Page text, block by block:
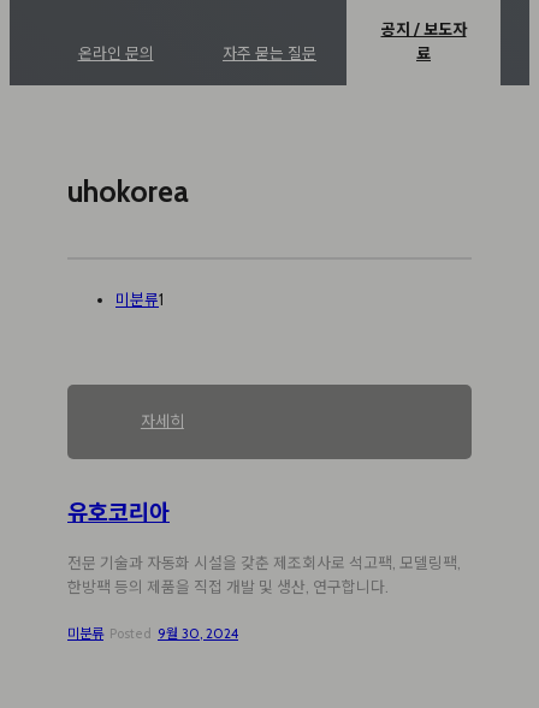
온라인 문의 자주 묻는 질문
공지 / 보도자
료
uhokorea
미분류1
자세히:
유호코리아
전문 기술과 자동화 시설을 갖춘 제조회사로 석고팩, 모델링팩,
한방팩 등의 제품을 직접 개발 및 생산, 연구합니다.
미분류 Posted 9월 30, 2024